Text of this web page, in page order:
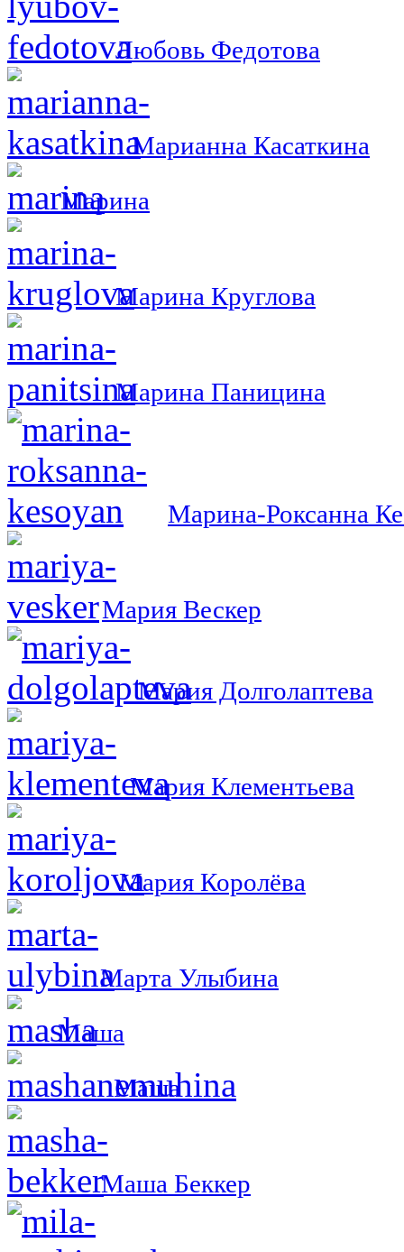
Любовь Федотова
Марианна Касаткина
Марина
Марина Круглова
Марина Паницина
Марина-Роксанна
Мария Вескер
Мария Долголаптева
Мария Клементьева
Мария Королёва
Марта Улыбина
Маша
Маша
Маша Беккер